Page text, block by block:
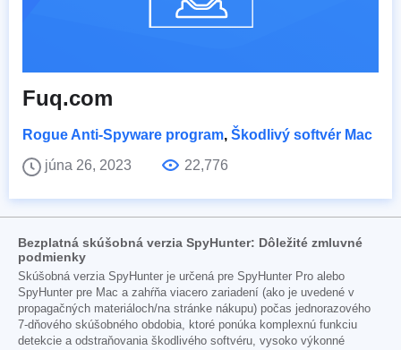
Fuq.com
Rogue Anti-Spyware program, Škodlivý softvér Mac
júna 26, 2023
22,776
Bezplatná skúšobná verzia SpyHunter: Dôležité zmluvné
podmienky
Skúšobná verzia SpyHunter je určená pre SpyHunter Pro alebo
SpyHunter pre Mac a zahŕňa viacero zariadení (ako je uvedené v
propagačných materiáloch/na stránke nákupu) počas jednorazového
7-dňového skúšobného obdobia, ktoré ponúka komplexnú funkciu
detekcie a odstraňovania škodlivého softvéru, vysoko výkonné